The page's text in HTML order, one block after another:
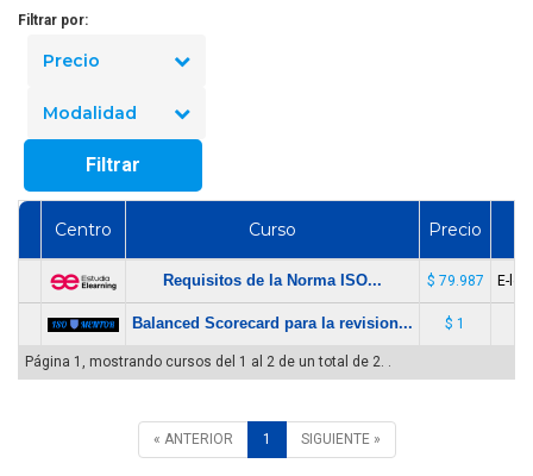
Filtrar por:
Precio
Modalidad
Filtrar
Centro Curso Precio
Requisitos de la Norma ISO... $ 79.987 E-
Balanced Scorecard para la revision... $ 1
Página 1, mostrando cursos del 1 al 2 de un total de 2. .
« ANTERIOR 1 SIGUIENTE »